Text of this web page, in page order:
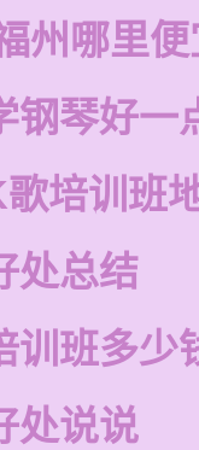
州哪里
钢琴好一
培训班
处总结
训班多少
处说说